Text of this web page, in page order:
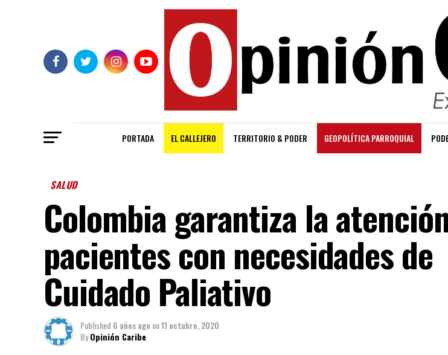
PORTADA EL CALLEJERO TERRITORIO & PODER GEOPOLÍTICA PARROQUIAL
SALUD
Colombia garantiza la
pacientes con necesidades de
Cuidado Paliativo
Published 6 años ago on11 octubre, 2020
ByOpinión Caribe